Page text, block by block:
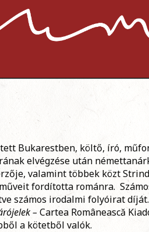
Bukarestben, költő, író,
elvégzése után
valamint többek közt
fordította románra.
számos irodalmi folyóirat díját.
– Cartea Românească
a kötetből valók.